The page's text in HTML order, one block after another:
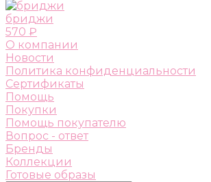
бриджи
570 ₽
О компании
Новости
Политика конфиденциальности
Сертификаты
Помощь
Покупки
Помощь покупателю
Вопрос - ответ
Бренды
Коллекции
Готовые образы